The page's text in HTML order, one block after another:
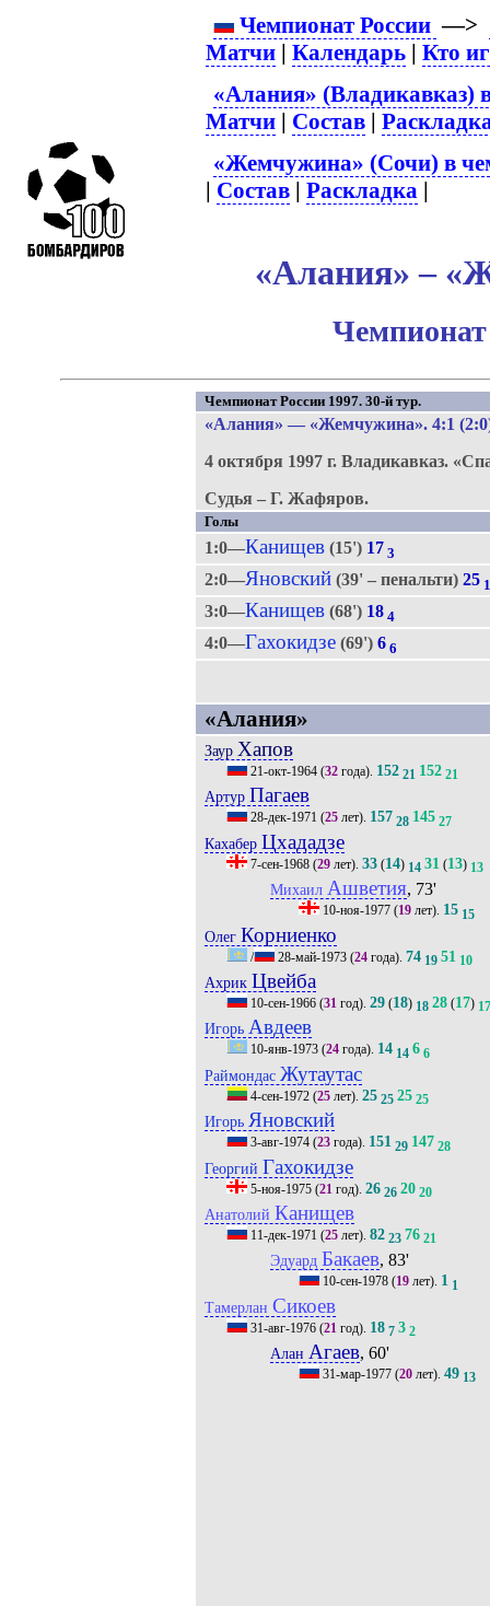
Чемпионат России —>
Матчи |Календарь |Кто
«Алания» (Владикавказ)
Матчи | Состав |
«Жемчужина» (Сочи) в
| Состав |Раскладка |
«Алания» –
Чемпионат
Чемпионат России 1997. 30-й тур.
«Алания» — «Жемчужина». 4:1
4 октября 1997 г. Владикавказ.
Судья – Г. Жафяров.
Голы
1:0—Канищев(15') 17 3
2:0—Яновский(39' – пенальти) 25
3:0—Канищев(68') 18 4
4:0—Гахокидзе(69') 6 6
«Алания»
Заур Хапов
21-окт-1964(32года). 152 21 152 21
Артур Пагаев
28-дек-1971 (25лет). 157 28 145 27
Кахабер Цхададзе
7-сен-1968(29лет). 33(14) 14 31 (13) 13
Михаил Ашветия, 73'
10-ноя-1977 (19 лет). 15 15
Олег Корниенко
/ 28-май-1973(24года). 74 19 51 10
Ахрик Цвейба
10-сен-1966(31год). 29(18) 18 28(17) 17
Игорь Авдеев
10-янв-1973(24года). 14 14 6 6
Раймондас Жутаутас
4-сен-1972(25лет). 25 25 25 25
Игорь Яновский
3-авг-1974(23года). 151 29 147 28
Георгий Гахокидзе
5-ноя-1975(21 год). 26 26 20 20
Анатолий Канищев
11-дек-1971 (25лет). 82 23 76 21
Эдуард Бакаев, 83'
10-сен-1978 (19 лет). 1 1
Тамерлан Сикоев
31-авг-1976(21 год). 18 7 3 2
Алан Агаев, 60'
31-мар-1977 (20 лет).49 13